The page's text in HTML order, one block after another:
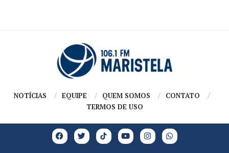
NOTÍCIAS EQUIPE QUEM SOMOS
CONTATO
TERMOS DE USO